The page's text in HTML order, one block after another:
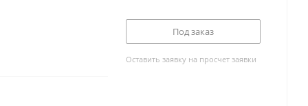
Под заказ
Оставить заявку на просчет заявки